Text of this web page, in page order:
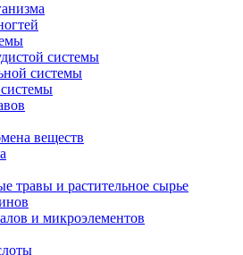
системы
системы
веществ
травы и растительное сырье
и микроэлементов